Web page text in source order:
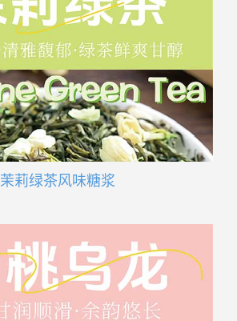
茉莉绿茶风味糖浆